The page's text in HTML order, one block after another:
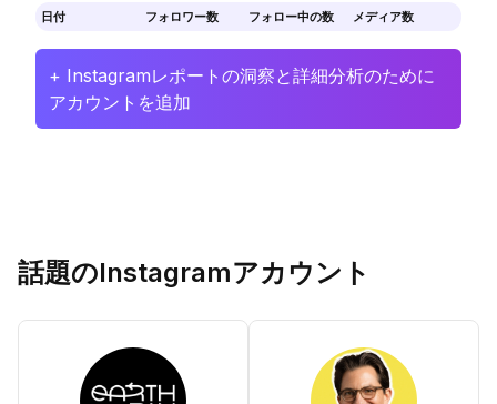
日付 フォロワー数 フォロー中の数 メディア数
+ Instagramレポートの洞察と詳細分析のために
アカウントを追加
話題のInstagramアカウント